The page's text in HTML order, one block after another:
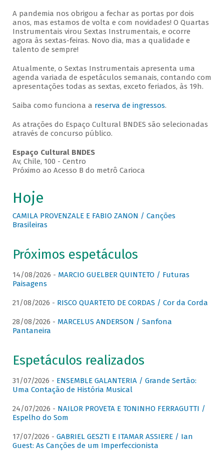
A pandemia nos obrigou a fechar as portas por dois
anos, mas estamos de volta e com novidades! O Quartas
Instrumentais virou Sextas Instrumentais, e ocorre
agora às sextas-feiras. Novo dia, mas a qualidade e
talento de sempre!
Atualmente, o Sextas Instrumentais apresenta uma
agenda variada de espetáculos semanais, contando com
apresentações todas as sextas, exceto feriados, às 19h.
Saiba como funciona a reserva de ingressos.
As atrações do Espaço Cultural BNDES são selecionadas
através de concurso público.
Espaço Cultural BNDES
Av, Chile, 100 - Centro
Próximo ao Acesso B do metrô Carioca
Hoje
CAMILA PROVENZALE E FABIO ZANON / Canções
Brasileiras
Próximos espetáculos
14/08/2026 - MARCIO GUELBER QUINTETO / Futuras
Paisagens
21/08/2026 - RISCO QUARTETO DE CORDAS / Cor da Corda
28/08/2026 - MARCELUS ANDERSON / Sanfona
Pantaneira
Espetáculos realizados
31/07/2026 - ENSEMBLE GALANTERIA / Grande Sertão:
Uma Contação de História Musical
24/07/2026 - NAILOR PROVETA E TONINHO FERRAGUTTI /
Espelho do Som
17/07/2026 - GABRIEL GESZTI E ITAMAR ASSIERE / Ian
Guest: As Canções de um Imperfeccionista